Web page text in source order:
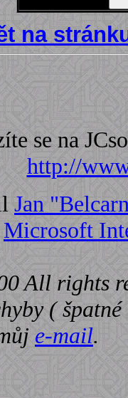
na
se na
http://
Jan
Microsoft
All rights
(
e-mail.